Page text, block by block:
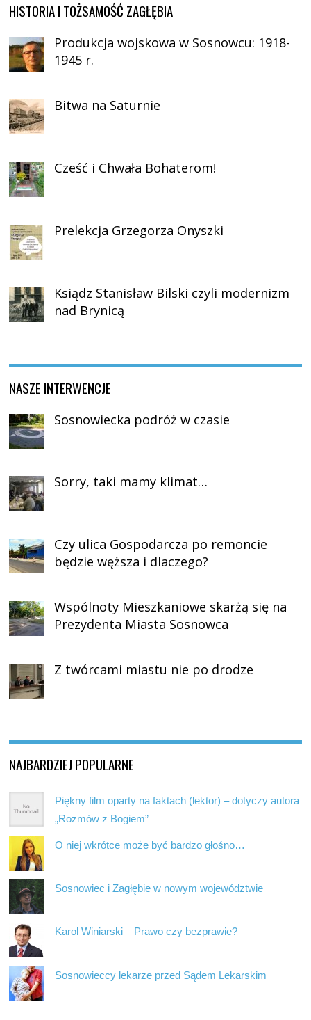
HISTORIA I TOŻSAMOŚĆ ZAGŁĘBIA
Produkcja wojskowa w Sosnowcu: 1918-
1945 r.
Bitwa na Saturnie
Cześć i Chwała Bohaterom!
Prelekcja Grzegorza Onyszki
Ksiądz Stanisław Bilski czyli modernizm
nad Brynicą
NASZE INTERWENCJE
Sosnowiecka podróż w czasie
Sorry, taki mamy klimat…
Czy ulica Gospodarcza po remoncie
będzie węższa i dlaczego?
Wspólnoty Mieszkaniowe skarżą się na
Prezydenta Miasta Sosnowca
Z twórcami miastu nie po drodze
NAJBARDZIEJ POPULARNE
Piękny film oparty na faktach (lektor) – dotyczy autora
„Rozmów z Bogiem”
O niej wkrótce może być bardzo głośno…
Sosnowiec i Zagłębie w nowym województwie
Karol Winiarski – Prawo czy bezprawie?
Sosnowieccy lekarze przed Sądem Lekarskim